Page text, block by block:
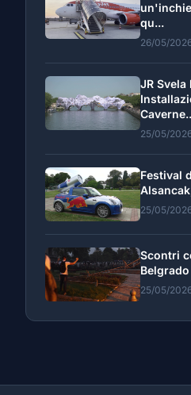
qu...
26/05/
JR Svela
25/05/
Festival
25/05/
Scontri
25/05/